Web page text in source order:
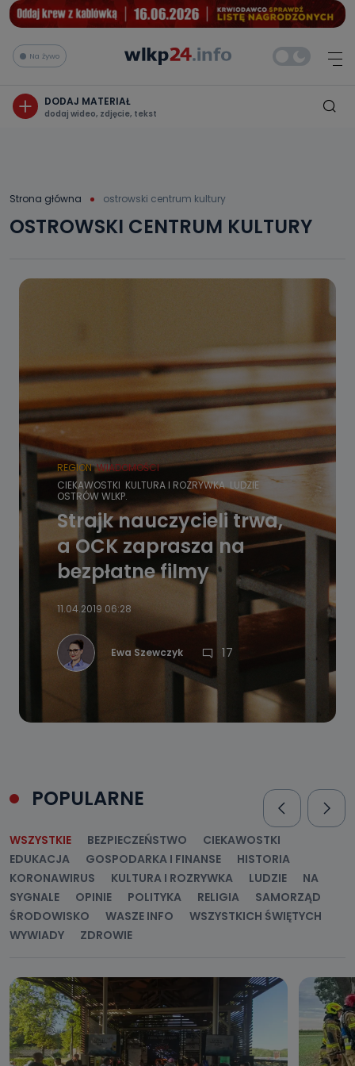
Na żywo
DODAJ MATERIAŁ
dodaj wideo, zdjęcie, tekst
Strona główna ostrowski centrum kultury
OSTROWSKI CENTRUM KULTURY
REGION WIADOMOŚCI
CIEKAWOSTKI KULTURA I ROZRYWKA LUDZIE
OSTRÓW WLKP.
Strajk nauczycieli trwa,
a OCK zaprasza na
bezpłatne filmy
11.04.2019 06:28
Ewa Szewczyk 17
POPULARNE
WSZYSTKIE BEZPIECZEŃSTWO
CIEKAWOSTKI
EDUKACJA
GOSPODARKA I FINANSE
HISTORIA
KORONAWIRUS
KULTURA I ROZRYWKA LUDZIE
NA
SYGNALE
OPINIE POLITYKA RELIGIA
SAMORZĄD
ŚRODOWISKO
WASZE INFO
WSZYSTKICH ŚWIĘTYCH
WYWIADY
ZDROWIE